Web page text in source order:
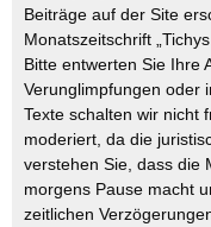
Beiträge auf der Site
Monatszeitschrift „Tichys
Bitte entwerten Sie Ihre
Verunglimpfungen oder
Texte schalten wir nicht
moderiert, da die
verstehen Sie, dass die
morgens Pause macht
zeitlichen